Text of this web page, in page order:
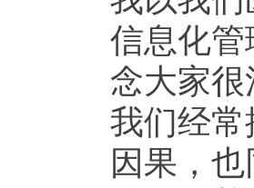
信息化
念大家
我们经
因果，